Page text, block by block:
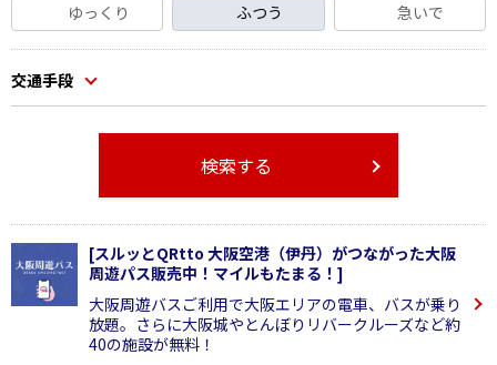
ゆっくり
ふつう 急いで
交通手段
検索する
[スルッとQRtto 大阪空港（伊丹）がつながった大阪
周遊パス販売中！マイルもたまる！]
大阪周遊バスご利用で大阪エリアの電車、バスが乗り
放題。さらに大阪城やとんぼりリバークルーズなど約
40の施設が無料！